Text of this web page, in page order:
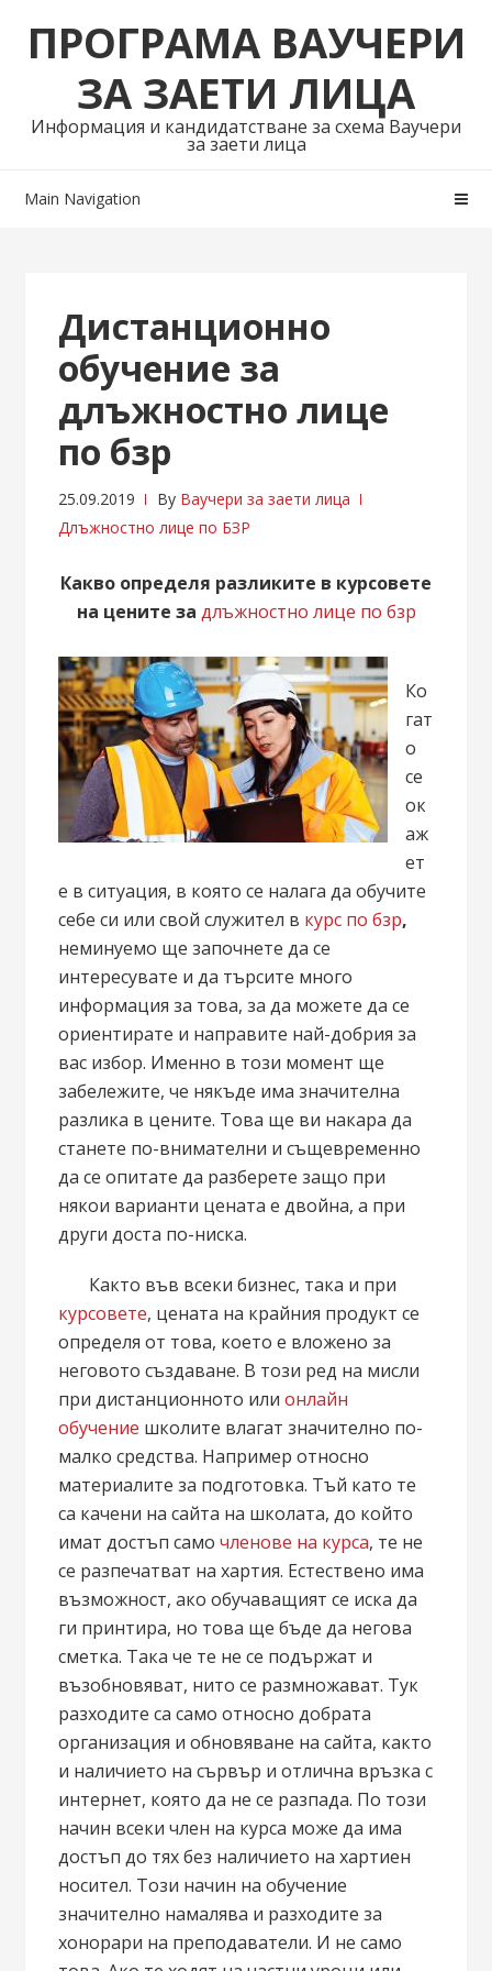
to
to
ПРОГРАМА ВАУЧЕРИ
ЗА ЗАЕТИ ЛИЦА
Информация и кандидатстване за схема Ваучери
за заети лица
Main Navigation
Дистанционно
обучение за
длъжностно лице
по бзр
25.09.2019 By Ваучери за заети лица
Длъжностно лице по БЗР
Какво определя разликите в курсовете
на цените за длъжностно лице по бзр
Ко
гат
о
се
ок
аж
ет
е в ситуация, в която се налага да обучите
себе си или свой служител в курс по бзр,
неминуемо ще започнете да се
интересувате и да търсите много
информация за това, за да можете да се
ориентирате и направите най-добрия за
вас избор. Именно в този момент ще
забележите, че някъде има значителна
разлика в цените. Това ще ви накара да
станете по-внимателни и същевременно
да се опитате да разберете защо при
някои варианти цената е двойна, а при
други доста по-ниска.
Както във всеки бизнес, така и при
курсовете, цената на крайния продукт се
определя от това, което е вложено за
неговото създаване. В този ред на мисли
при дистанционното или онлайн
обучение школите влагат значително по-
малко средства. Например относно
материалите за подготовка. Тъй като те
са качени на сайта на школата, до който
имат достъп самочленове на курса, те не
се разпечатват на хартия. Естествено има
възможност, ако обучаващият се иска да
ги принтира, но това ще бъде да негова
сметка. Така че те не се подържат и
възобновяват, нито се размножават. Тук
разходите са само относно добрата
организация и обновяване на сайта, както
и наличието на сървър и отлична връзка с
интернет, която да не се разпада. По този
начин всеки член на курса може да има
достъп до тях без наличието на хартиен
носител. Този начин на обучение
значително намалява и разходите за
хонорари на преподаватели. И не само